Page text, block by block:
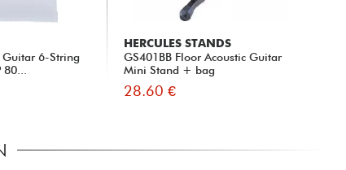
Guitar 6-String
HERCULES STANDS
GS401BB Floor Acoustic Guitar
Mini Stand + bag
28.60 €